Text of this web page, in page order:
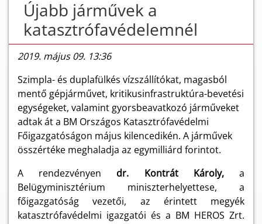
Újabb járművek a
katasztrófavédelemnél
2019. május 09. 13:36
Szimpla- és duplafülkés vízszállítókat, magasból
mentő gépjárművet, kritikusinfrastruktúra-bevetési
egységeket, valamint gyorsbeavatkozó járműveket
adtak át a BM Országos Katasztrófavédelmi
Főigazgatóságon május kilencedikén. A járművek
összértéke meghaladja az egymilliárd forintot.
A rendezvényen dr. Kontrát Károly,a
Belügyminisztérium miniszterhelyettese, a
főigazgatóság vezetői, az érintett megyék
katasztrófavédelmi igazgatói és a BM HEROS Zrt.